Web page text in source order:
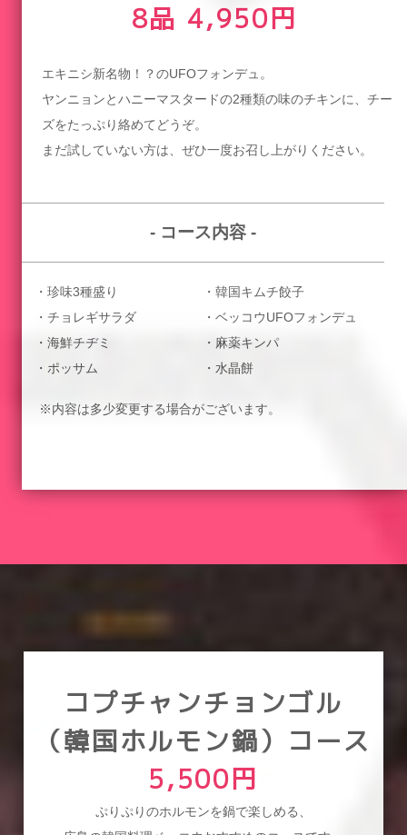
8品 4,950円
エキニシ新名物！？のUFOフォンデュ。
ヤンニョンとハニーマスタードの2種類の味のチキンに、チー
ズをたっぷり絡めてどうぞ。
まだ試していない方は、ぜひ一度お召し上がりください。
- コース内容 -
・珍味3種盛り
・チョレギサラダ
・海鮮チヂミ
・ポッサム
・韓国キムチ餃子
・ベッコウUFOフォンデュ
・麻薬キンパ
・水晶餅
※内容は多少変更する場合がございます。
コプチャンチョンゴル
（韓国ホルモン鍋）コース
5,500円
ぷりぷりのホルモンを鍋で楽しめる、